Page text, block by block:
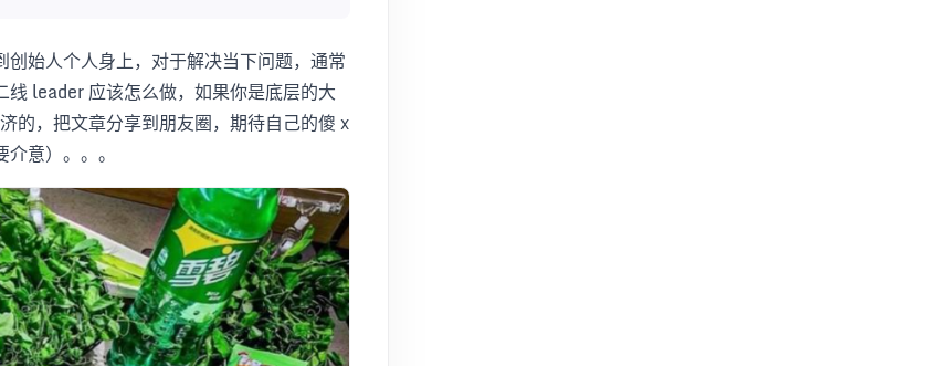
始人个人身上，对于解决当下问题，通常
leader 应该怎么做，如果你是底层的大
的，把文章分享到朋友圈，期待自己的傻 x
意）。。。